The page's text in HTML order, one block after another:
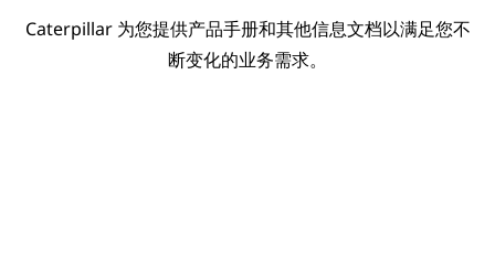
Caterpillar 为您提供产品手册和其他信息文档以满足您不
断变化的业务需求。